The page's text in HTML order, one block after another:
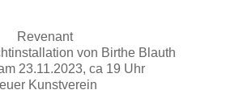
Revenant
von Birthe Blauth
23.11.2023, ca 19 Uhr
Kunstverein